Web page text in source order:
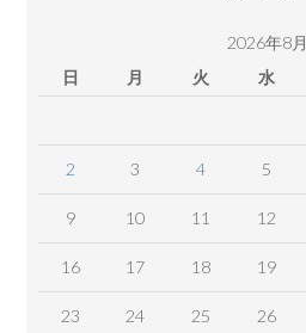
2026年8月
日
月 火 水
2 3 4 5
9 10 11 12
16 17 18 19
23 24 25 26